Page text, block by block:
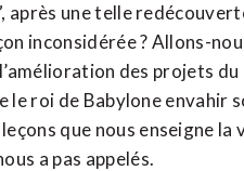
après une telle
inconsidérée ? Allons-
des projets
le roi de Babylone envahir
que nous enseigne la
a pas appelés.